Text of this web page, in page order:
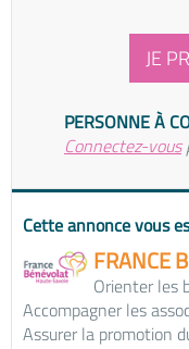
JE
PERSONNE À
Connectez-vous
Cette annonce vous
FRANCE
Orienter les
Accompagner les
Assurer la promotion